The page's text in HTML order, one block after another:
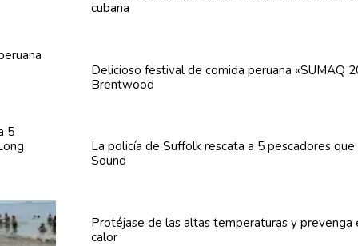
cubana
Delicioso festival de comida peruana «SUMAQ
Brentwood
La policía de Suffolk rescata a 5 pescadores
Sound
Protéjase de las altastemperaturas y prevenga
calor